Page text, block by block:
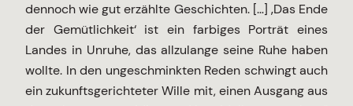
dennoch wie gut erzählte Geschichten. […] ‚Das Ende
der Gemütlichkeit‘ ist ein farbiges Porträt eines
Landes in Unruhe, das allzulange seine Ruhe haben
wollte. In den ungeschminkten Reden schwingt auch
ein zukunftsgerichteter Wille mit, einen Ausgang aus